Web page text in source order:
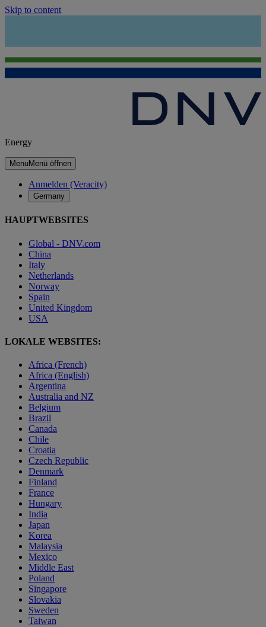
Skip to content
Energy
MenuMenü öffnen
Anmelden (Veracity)
Germany
HAUPTWEBSITES
Global - DNV.com
China
Italy
Netherlands
Norway
Spain
United Kingdom
USA
LOKALE WEBSITES:
Africa (French)
Africa (English)
Argentina
Australia and NZ
Belgium
Brazil
Canada
Chile
Croatia
Czech Republic
Denmark
Finland
France
Hungary
India
Japan
Korea
Malaysia
Mexico
Middle East
Poland
Singapore
Slovakia
Sweden
Taiwan